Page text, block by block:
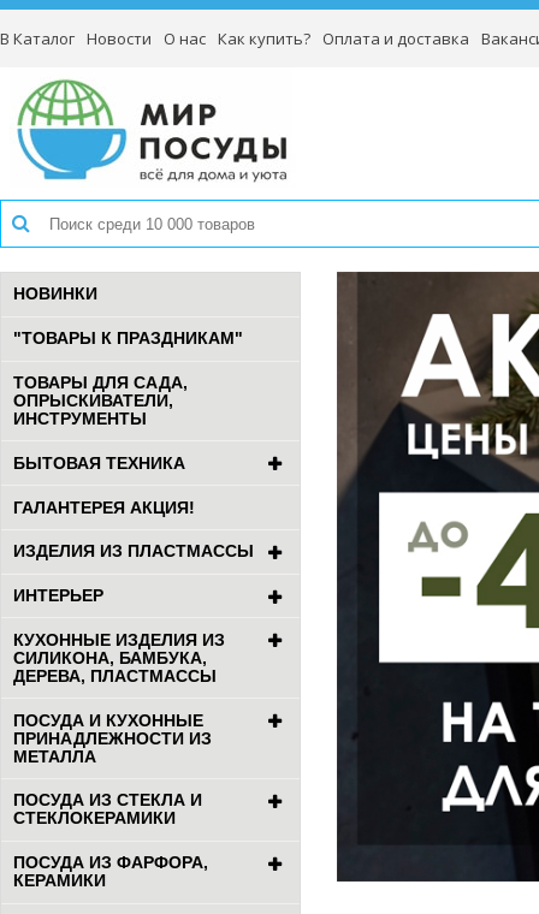
В Каталог Новости О нас Как купить? Оплата и доставка
НОВИНКИ
"ТОВАРЫ К ПРАЗДНИКАМ"
ТОВАРЫ ДЛЯ САДА,
ОПРЫСКИВАТЕЛИ,
ИНСТРУМЕНТЫ
БЫТОВАЯ ТЕХНИКА
ГАЛАНТЕРЕЯ АКЦИЯ!
ИЗДЕЛИЯ ИЗ ПЛАСТМАССЫ
ИНТЕРЬЕР
КУХОННЫЕ ИЗДЕЛИЯ ИЗ
СИЛИКОНА, БАМБУКА,
ДЕРЕВА, ПЛАСТМАССЫ
ПОСУДА И КУХОННЫЕ
ПРИНАДЛЕЖНОСТИ ИЗ
МЕТАЛЛА
ПОСУДА ИЗ СТЕКЛА И
СТЕКЛОКЕРАМИКИ
ПОСУДА ИЗ ФАРФОРА,
КЕРАМИКИ